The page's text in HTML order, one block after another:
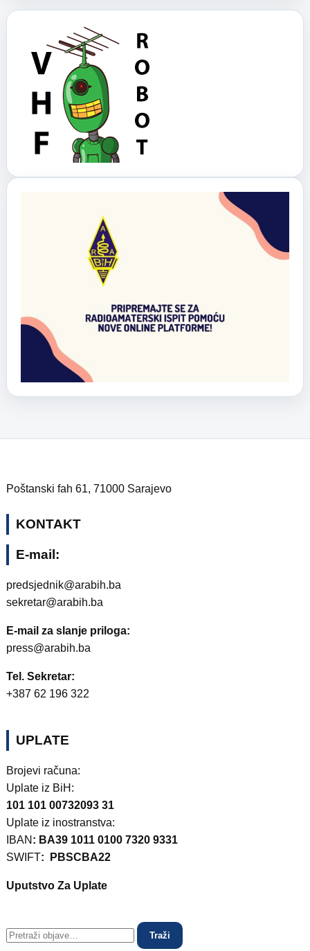
Poštanski fah 61, 71000 Sarajevo
KONTAKT
E-mail:
predsjednik@arabih.ba
sekretar@arabih.ba
E-mail za slanje priloga:
press@arabih.ba
Tel. Sekretar:
+387 62 196 322
UPLATE
Brojevi računa:
Uplate iz BiH:
101 101 00732093 31
Uplate iz inostranstva:
IBAN : BA39 1011 0100 7320 9331
SWIFT: PBSCBA22
Uputstvo Za Uplate
Traži